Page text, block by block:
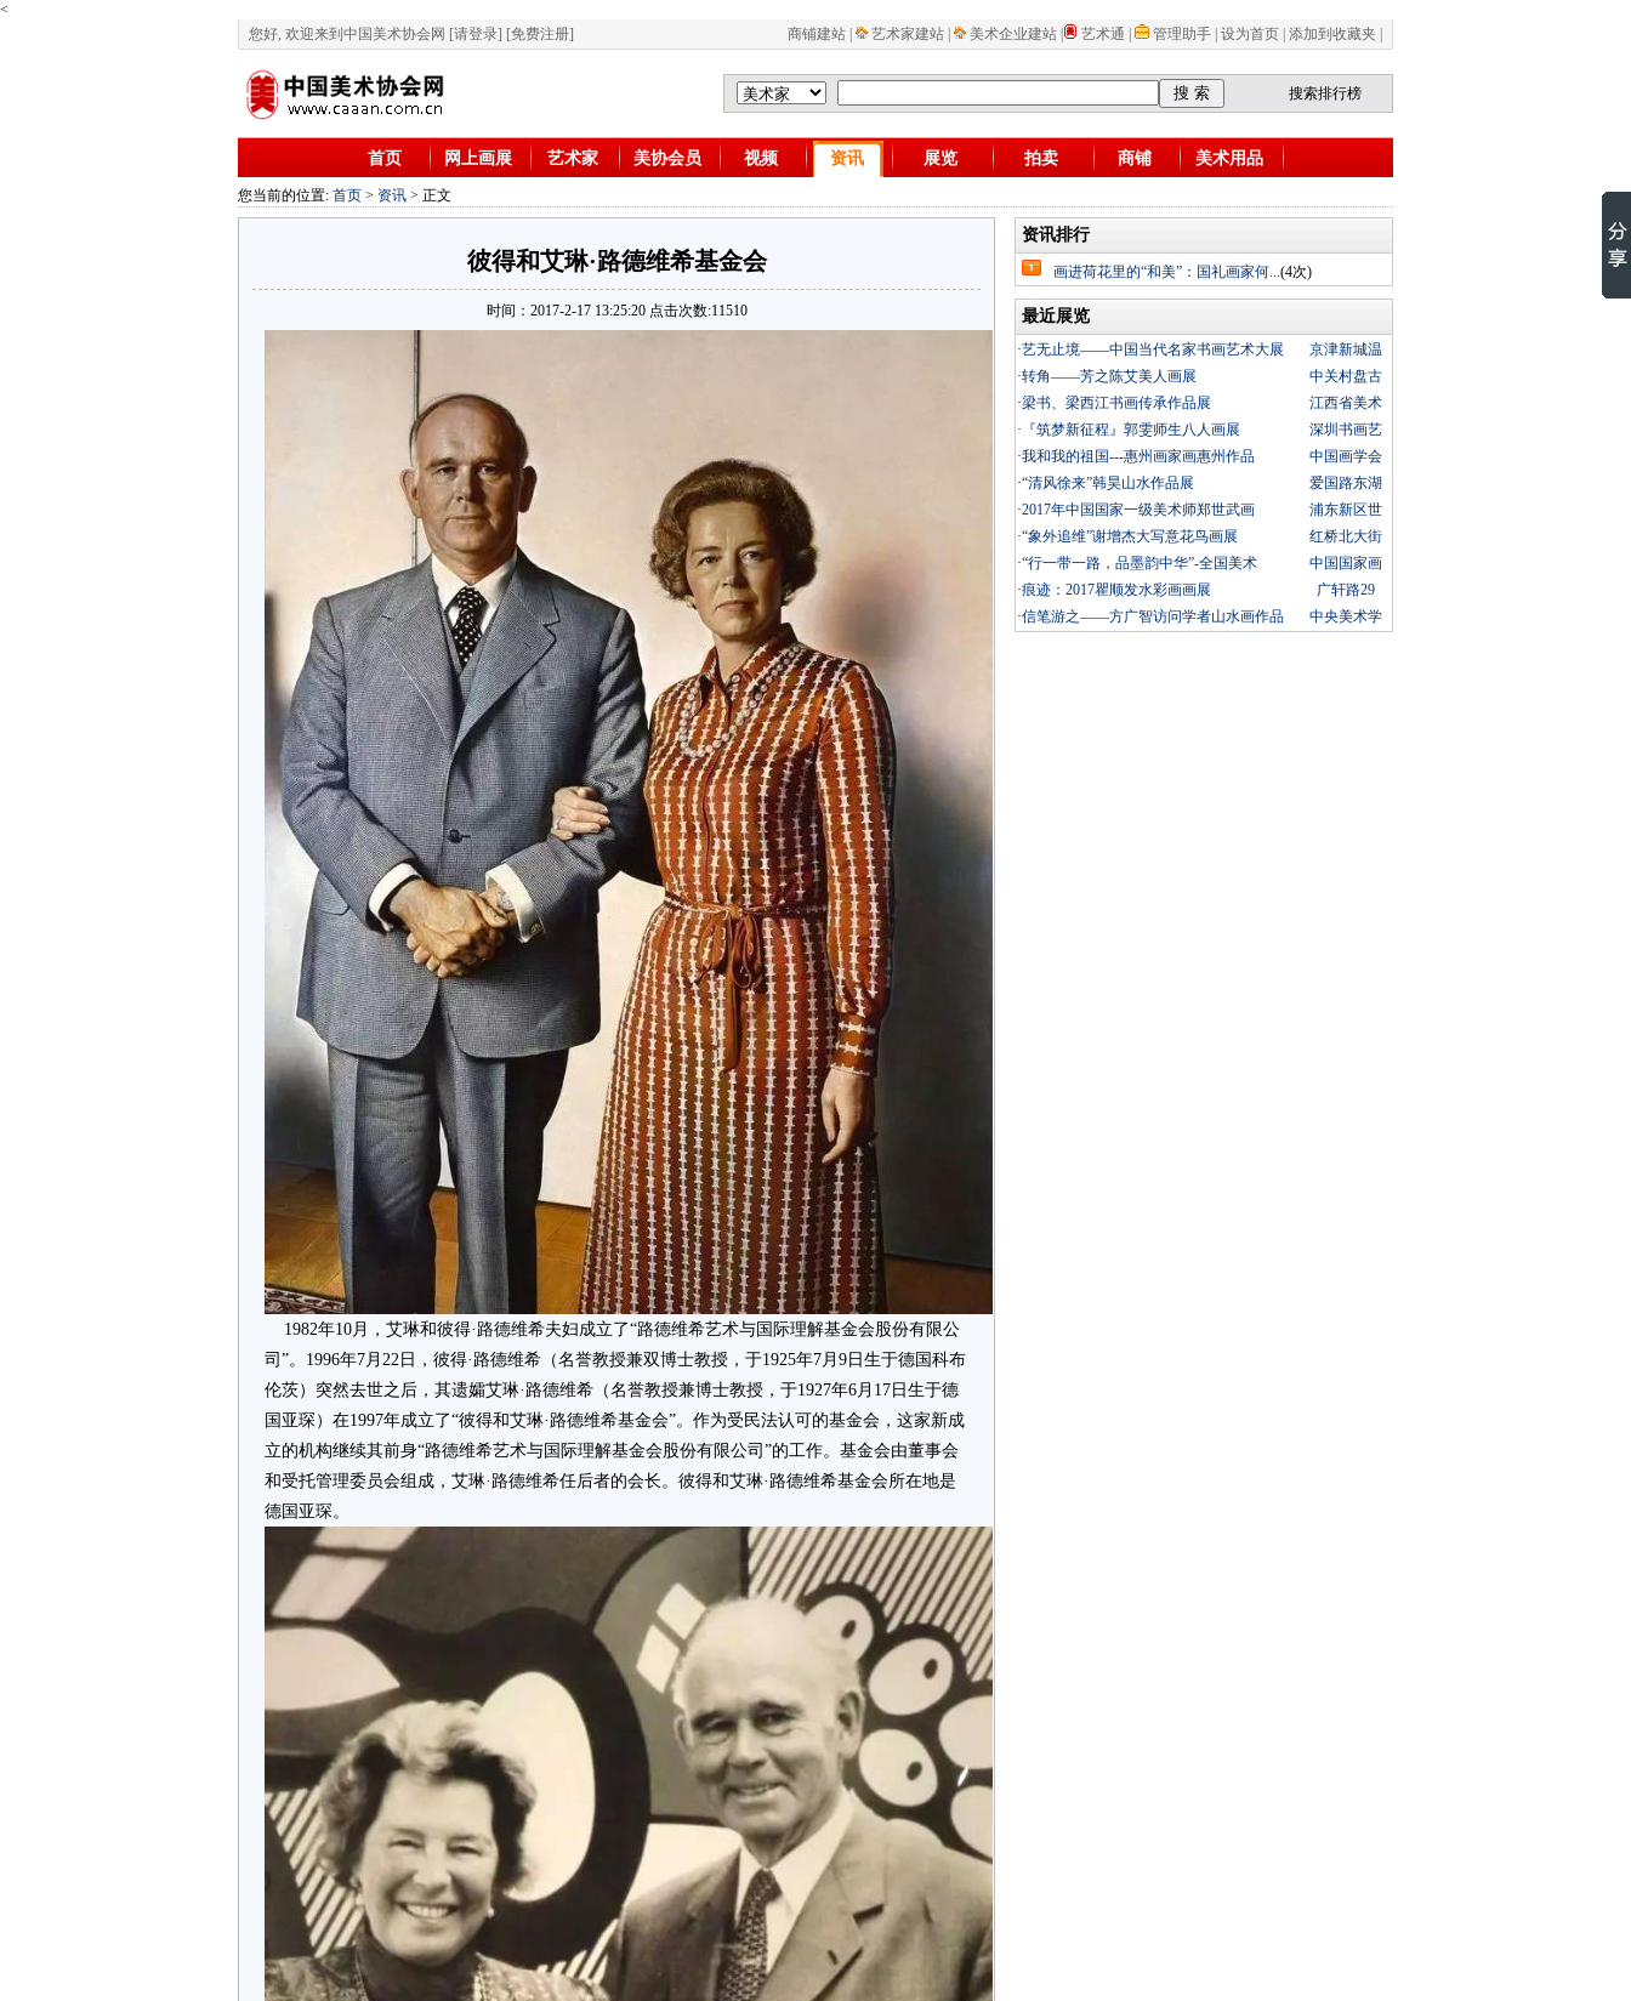
<
您好, 欢迎来到中国美术协会网 [请登录] [免费注册] 商铺建站 艺术家建站 美术企业建站 艺术通 管理助手 设为首页 添加到收藏夹
搜索排行榜
首页 网上画展 艺术家 美协会员 视频 资讯 展览 拍卖 商铺 美术用品
您当前的位置: 首页 > 资讯 > 正文
彼得和艾琳·路德维希基金会
时间：2017-2-17 13:25:20 点击次数:11510
1982年10月，艾琳和彼得·路德维希夫妇成立了“路德维希艺术与国际理解基金会股份有限公
司”。1996年7月22日，彼得·路德维希（名誉教授兼双博士教授，于1925年7月9日生于德国科布
伦茨）突然去世之后，其遗孀艾琳·路德维希（名誉教授兼博士教授，于1927年6月17日生于德
国亚琛）在1997年成立了“彼得和艾琳·路德维希基金会”。作为受民法认可的基金会，这家新成
立的机构继续其前身“路德维希艺术与国际理解基金会股份有限公司”的工作。基金会由董事会
和受托管理委员会组成，艾琳·路德维希任后者的会长。彼得和艾琳·路德维希基金会所在地是
德国亚琛。
资讯排行
画进荷花里的“和美”：国礼画家何...(4次)
最近展览
·艺无止境——中国当代名家书画艺术大展
京津新城温
·转角——芳之陈艾美人画展
中关村盘古
·梁书、梁西江书画传承作品展
江西省美术
· 『筑梦新征程』郭雯师生八人画展
深圳书画艺
·我和我的祖国---惠州画家画惠州作品
中国画学会
·“清风徐来”韩昊山水作品展
爱国路东湖
·2017年中国国家一级美术师郑世武画
浦东新区世
·“象外追维”谢增杰大写意花鸟画展
红桥北大街
·“行一带一路，品墨韵中华”-全国美术
中国国家画
·痕迹：2017瞿顺发水彩画画展
广轩路29
·信笔游之——方广智访问学者山水画作品 中央美术学